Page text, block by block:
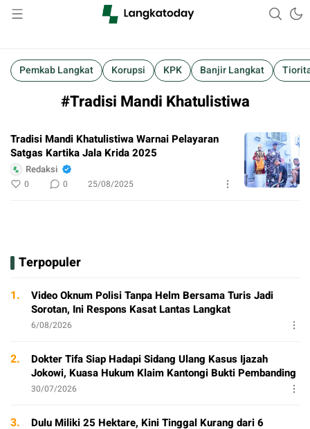
Langkatoday.com
Suara Lokal, Informasi Global
Pemkab Langkat Korupsi KPK Banjir Langkat
#Tradisi Mandi Khatulistiwa
Tradisi Mandi Khatulistiwa Warnai Pelayaran
Satgas Kartika Jala Krida 2025
Redaksi
0 0 25/08/2025
Terpopuler
1.
Video Oknum Polisi Tanpa Helm Bersama Turis Jadi
Sorotan, Ini Respons Kasat Lantas Langkat
6/08/2026
2.
Dokter Tifa Siap Hadapi Sidang Ulang Kasus Ijazah
Jokowi, Kuasa Hukum Klaim Kantongi Bukti Pembanding
30/07/2026
3.
Dulu Miliki 25 Hektare, Kini Tinggal Kurang dari 6